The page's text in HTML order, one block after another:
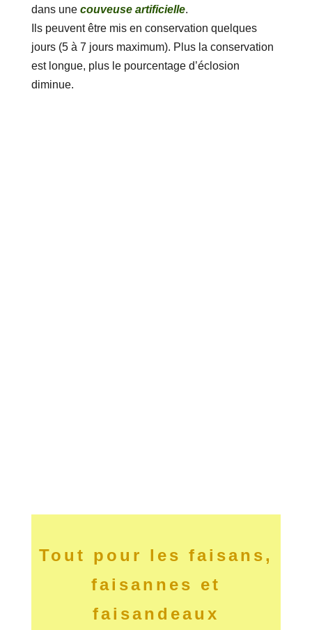
dans une couveuse artificielle.
Ils peuvent être mis en conservation quelques
jours (5 à 7 jours maximum). Plus la conservation
est longue, plus le pourcentage d’éclosion
diminue.
Tout pour les faisans,
faisannes et
faisandeaux